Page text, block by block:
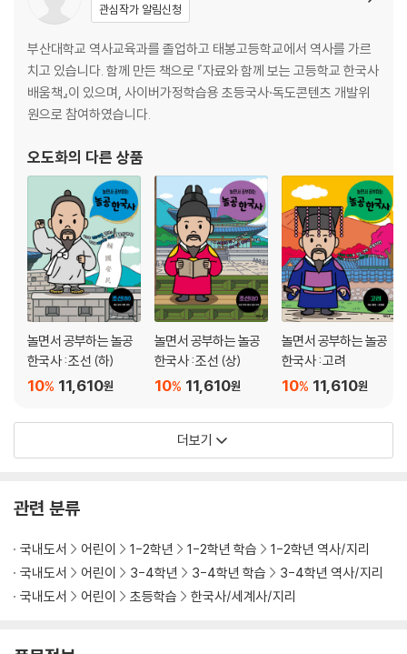
나라가 경제 위기에 빠지다
9장 세계 속의 대한민국
남과 북, 처음으로 마주하다
남과 북으로 갈라진 가족이 만나다
남과 북이 동시에 유엔에 가입하다
스포츠로 하나가 되다
세계로 뻗어 나가는 한국 문화
부록
놀공프렌즈와 함께 가로세로 낱말 퍼즐을 풀어요
한국사 연표
해답
관심작가 알림신청
부산대학교 역사교육과를 졸업하고 태봉고등학교에서 역사를 가르
치고 있습니다. 함께 만든 책으로 『자료와 함께 보는 고등학교 한국사
배움책』이 있으며, 사이버가정학습용 초등국사·독도콘텐츠 개발위
원으로 참여하였습니다.
오도화의 다른 상품
놀면서 공부하는 놀공
한국사 : 조선 (하)
11,610원
10%
놀면서 공부하는 놀공
한국사 : 조선 (상)
11,610원
10%
놀면서 공부하는 놀공
한국사 : 고려
11,610원
10%
더보기
관련 분류
국내도서 어린이 1-2학년 1-2학년 학습
1-2학년 역사/지리
국내도서
어린이 3-4학년 3-4학년 학습
3-4학년 역사/지리
국내도서
어린이 초등학습 한국사/세계사/지리